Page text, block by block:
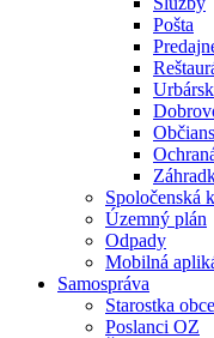
Pošta
Spoločenská
Územný plán
Odpady
Mobilná
Samospráva
Starostka obce
Poslanci OZ